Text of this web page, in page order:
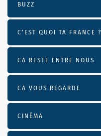
BUZZ
C'EST QUOI TA FRANCE ?
CA RESTE ENTRE NOUS
CA VOUS REGARDE
CINÉMA